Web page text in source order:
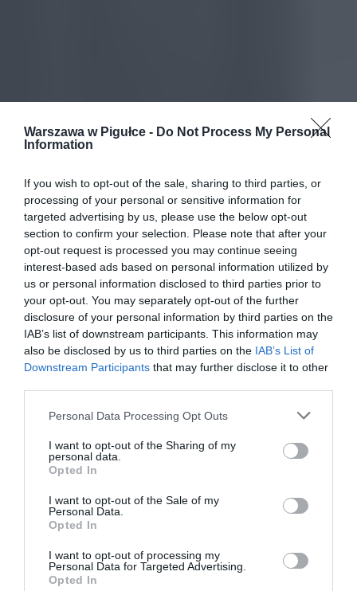
Warszawa w Pigułce - Do Not Process My Personal
Information
If you wish to opt-out of the sale, sharing to third parties, or
processing of your personal or sensitive information for
targeted advertising by us, please use the below opt-out
section to confirm your selection. Please note that after your
opt-out request is processed you may continue seeing
interest-based ads based on personal information utilized by
us or personal information disclosed to third parties prior to
your opt-out. You may separately opt-out of the further
disclosure of your personal information by third parties on the
IAB’s list of downstream participants. This information may
also be disclosed by us to third parties on the IAB’s List of
Downstream Participants that may further disclose it to other
Personal Data Processing Opt Outs
I want to opt-out of the Sharing of my
personal data.
Opted In
I want to opt-out of the Sale of my
Personal Data.
Opted In
I want to opt-out of processing my
Personal Data for Targeted Advertising.
Opted In